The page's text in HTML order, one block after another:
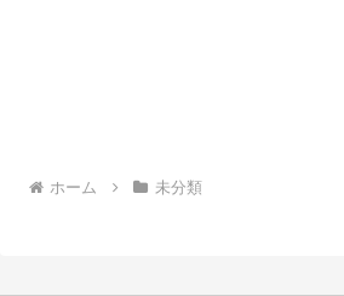
ホーム 未分類